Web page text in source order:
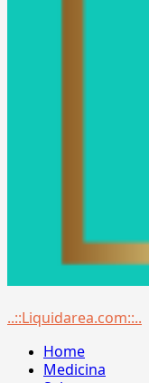
Menu
..::Liquidarea.com::..
Home
Medicina